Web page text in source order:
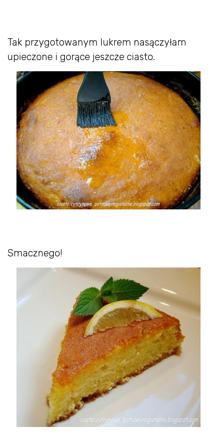
Tak przygotowanym lukrem nasączyłam
upieczone i gorące jeszcze ciasto.
Smacznego!